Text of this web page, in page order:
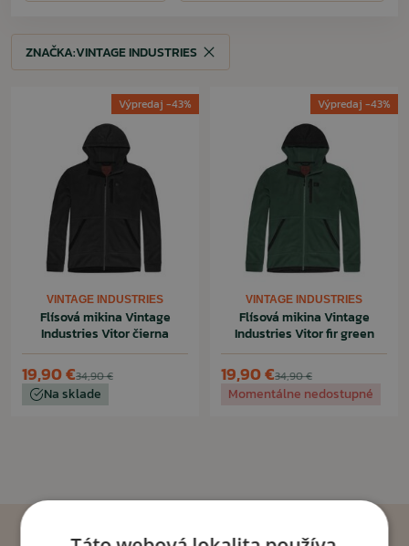
ZNAČKA:VINTAGE INDUSTRIES
Výpredaj -43%
VINTAGE INDUSTRIES
Flísová mikina Vintage
Industries Vitor čierna
34,90 €
19,90 €
Na sklade
Výpredaj -43%
VINTAGE INDUSTRIES
Flísová mikina Vintage
Industries Vitor fir green
34,90 €
19,90 €
Momentálne nedostupné